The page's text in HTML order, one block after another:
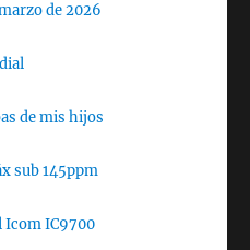
de 2026
de mis hijos
sub 145ppm
Icom IC9700